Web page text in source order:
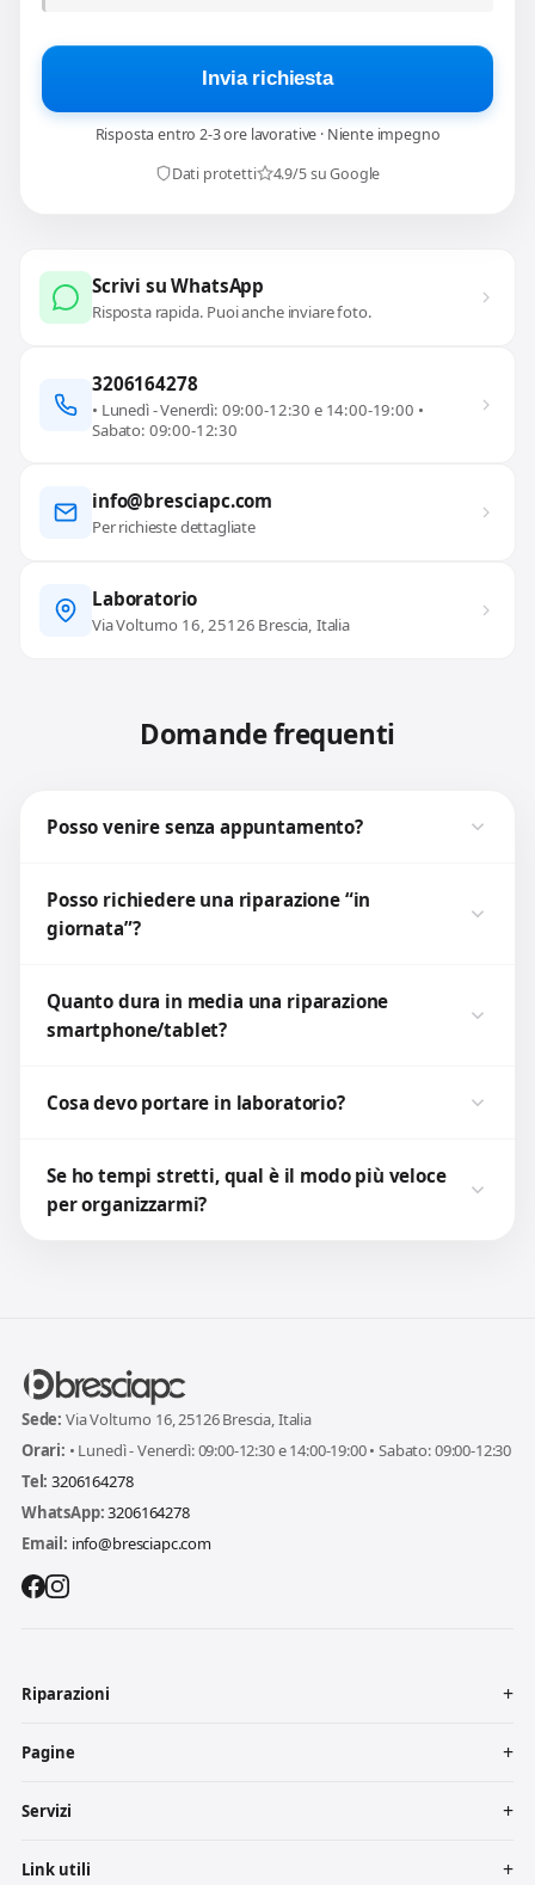
Invia richiesta
Risposta entro 2-3 ore lavorative · Niente impegno
Dati protetti
4.9/5 su Google
Scrivi su WhatsApp
Risposta rapida. Puoi anche inviare foto.
3206164278
• Lunedì - Venerdì: 09:00-12:30 e 14:00-19:00 •
Sabato: 09:00-12:30
info@bresciapc.com
Per richieste dettagliate
Laboratorio
Via Volturno 16, 25126 Brescia, Italia
Domande frequenti
Posso venire senza appuntamento?
Posso richiedere una riparazione “in
giornata”?
Quanto dura in media una riparazione
smartphone/tablet?
Cosa devo portare in laboratorio?
Se ho tempi stretti, qual è il modo più veloce
per organizzarmi?
Sede: Via Volturno 16, 25126 Brescia, Italia
Orari: • Lunedì - Venerdì: 09:00-12:30 e 14:00-19:00 • Sabato: 09:00-12:30
Tel: 3206164278
WhatsApp:3206164278
Email: info@bresciapc.com
Riparazioni
Pagine
Servizi
Link utili